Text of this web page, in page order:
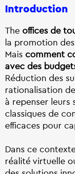
Introduction
The offices de
la promotion
Mais comment
avec des
Réduction des
rationalisation
à repenser leurs
classiques de
efficaces pour
Dans ce
réalité virtuelle